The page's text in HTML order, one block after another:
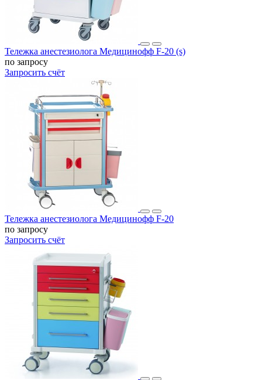
Тележка анестезиолога Медицинофф F-20 (s)
по запросу
Запросить счёт
Тележка анестезиолога Медицинофф F-20
по запросу
Запросить счёт